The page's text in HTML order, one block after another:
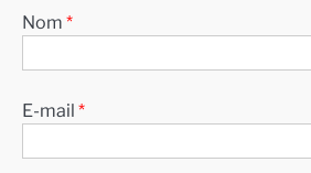
Nom *
E-mail *